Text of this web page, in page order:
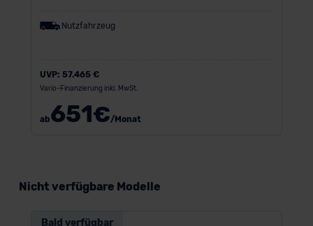
Nutzfahrzeug
UVP: 57.465 €
Vario-Finanzierung inkl. MwSt.
ab651€/Monat
Nicht verfügbare Modelle
Bald verfügbar